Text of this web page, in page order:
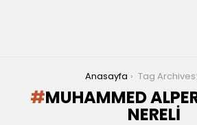
Anasayfa Tag Archives: Muhammed Alperen
MUHAMMED
NERELI